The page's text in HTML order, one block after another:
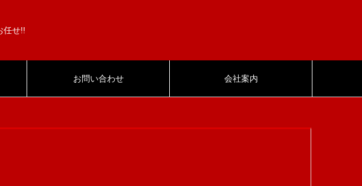
任せ!!
お問い合わせ 会社案内